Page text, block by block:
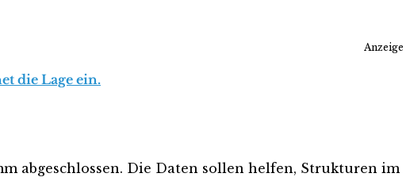
Anzeige
die Lage ein.
abgeschlossen. Die Daten sollen helfen, Strukturen im